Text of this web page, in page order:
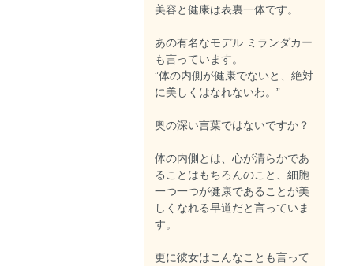
美容と健康は表裏一体です。
あの有名なモデル ミランダカー
も言っています。
”体の内側が健康でないと、絶対
に美しくはなれないわ。”
奥の深い言葉ではないですか？
体の内側とは、心が清らかであ
ることはもちろんのこと、細胞
一つ一つが健康であることが美
しくなれる早道だと言っていま
す。
更に彼女はこんなことも言って